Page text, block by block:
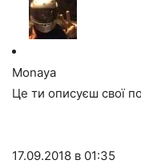
Monaya
Це ти описуєш свої
17.09.2018 в 01:35